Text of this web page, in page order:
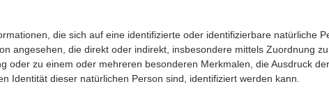
die sich auf eine identifizierte oder identifizierbare natürliche
angesehen, die direkt oder indirekt, insbesondere mittels Zuordnung
oder zu einem oder mehreren besonderen Merkmalen, die Ausdruck
Identität dieser natürlichen Person sind, identifiziert werden kann.